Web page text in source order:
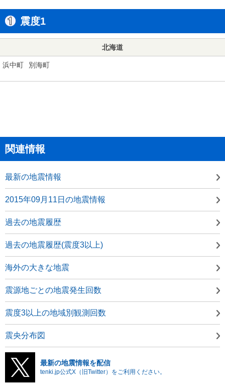
震度1
北海道
浜中町 別海町
関連情報
最新の地震情報
2015年09月11日の地震情報
過去の地震履歴
過去の地震履歴(震度3以上)
海外の大きな地震
震源地ごとの地震発生回数
震度3以上の地域別観測回数
震央分布図
最新の地震情報を配信
tenki.jp公式X（旧Twitter）をご利用ください。